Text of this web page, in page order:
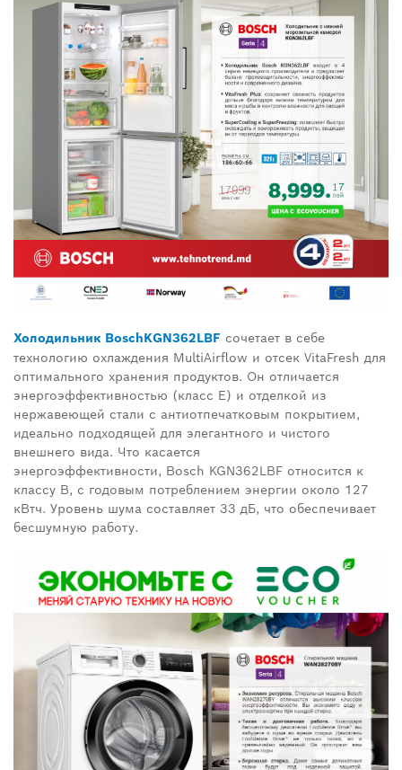
Холодильник BoschKGN362LBF сочетает в себе
технологию охлаждения MultiAirflow и отсек VitaFresh для
оптимального хранения продуктов. Он отличается
энергоэффективностью (класс E) и отделкой из
нержавеющей стали с антиотпечатковым покрытием,
идеально подходящей для элегантного и чистого
внешнего вида. Что касается
энергоэффективности, Bosch KGN362LBF относится к
классу B, с годовым потреблением энергии около 127
кВтч. Уровень шума составляет 33 дБ, что обеспечивает
бесшумную работу.